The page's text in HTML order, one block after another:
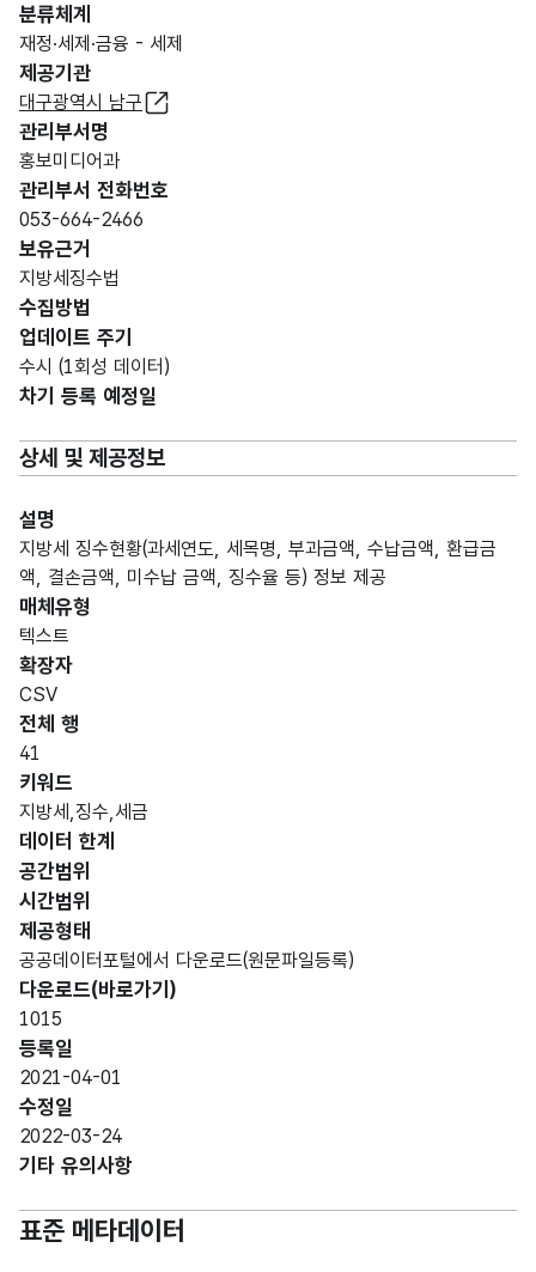
분류체계
재정·세제·금융 - 세제
제공기관
대구광역시 남구
관리부서명
홍보미디어과
관리부서 전화번호
053-664-2466
보유근거
지방세징수법
수집방법
업데이트 주기
수시 (1회성 데이터)
차기 등록 예정일
상세 및 제공정보
설명
지방세 징수현황(과세연도, 세목명, 부과금액, 수납금액, 환급금
액, 결손금액, 미수납 금액, 징수율 등) 정보 제공
매체유형
텍스트
확장자
CSV
전체 행
41
키워드
지방세,징수,세금
데이터 한계
공간범위
시간범위
제공형태
공공데이터포털에서 다운로드(원문파일등록)
다운로드(바로가기)
1015
등록일
2021-04-01
수정일
2022-03-24
기타 유의사항
표준 메타데이터